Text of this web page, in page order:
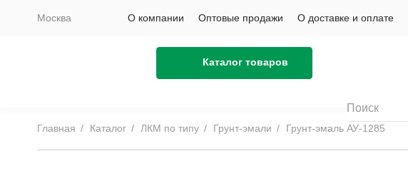
Москва
Каталог товаров
О компании Оптовые продажи О доставке и оплате
Главная Каталог ЛКМ по типу Грунт-эмали Грунт-эмаль АУ-1285